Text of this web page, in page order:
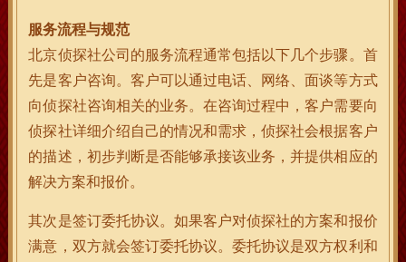
服务流程与规范
北京侦探社公司的服务流程通常包括以下几个步骤。首
先是客户咨询。客户可以通过电话、网络、面谈等方式
向侦探社咨询相关的业务。在咨询过程中，客户需要向
侦探社详细介绍自己的情况和需求，侦探社会根据客户
的描述，初步判断是否能够承接该业务，并提供相应的
解决方案和报价。
其次是签订委托协议。如果客户对侦探社的方案和报价
满意，双方就会签订委托协议。委托协议是双方权利和